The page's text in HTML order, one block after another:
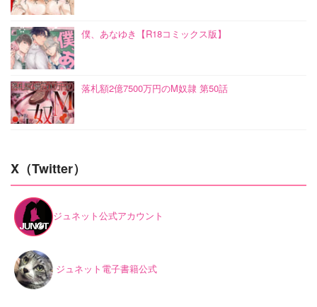
僕、あなゆき【R18コミックス版】
落札額2億7500万円のM奴隷 第50話
X（Twitter）
ジュネット公式アカウント
ジュネット電子書籍公式